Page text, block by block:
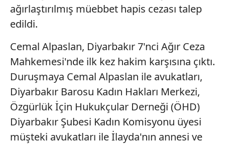
ağırlaştırılmış müebbet hapis cezası talep
edildi.
Cemal Alpaslan, Diyarbakır 7'nci Ağır Ceza
Mahkemesi'nde ilk kez hakim karşısına çıktı.
Duruşmaya Cemal Alpaslan ile avukatları,
Diyarbakır Barosu Kadın Hakları Merkezi,
Özgürlük İçin Hukukçular Derneği (ÖHD)
Diyarbakır Şubesi Kadın Komisyonu üyesi
müşteki avukatları ile İlayda'nın annesi ve